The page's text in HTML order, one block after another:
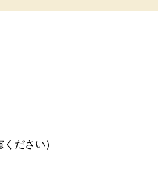
ださい）